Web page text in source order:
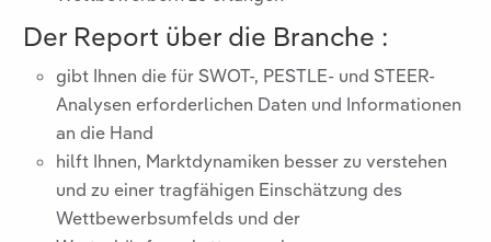
Der Report über die Branche :
gibt Ihnen die für SWOT-, PESTLE- und STEER-
Analysen erforderlichen Daten und Informationen
an die Hand
hilft Ihnen, Marktdynamiken besser zu verstehen
und zu einer tragfähigen Einschätzung des
Wettbewerbsumfelds und der